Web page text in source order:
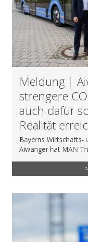
Meldung |
strengere
auch dafür
Realität
Bayerns Wirtschafts-
Aiwanger hat MAN